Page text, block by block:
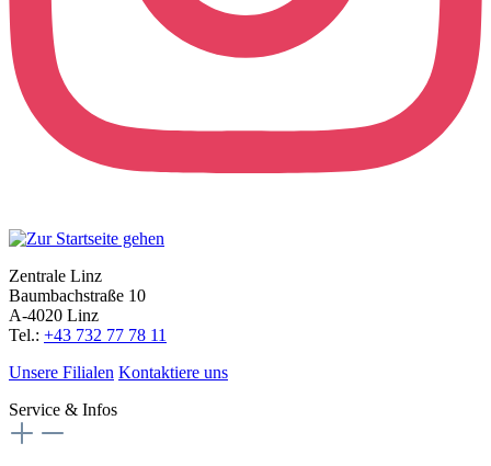
Zentrale Linz
Baumbachstraße 10
A-4020 Linz
Tel.: +43 732 77 78 11
Unsere Filialen Kontaktiere uns
Service & Infos